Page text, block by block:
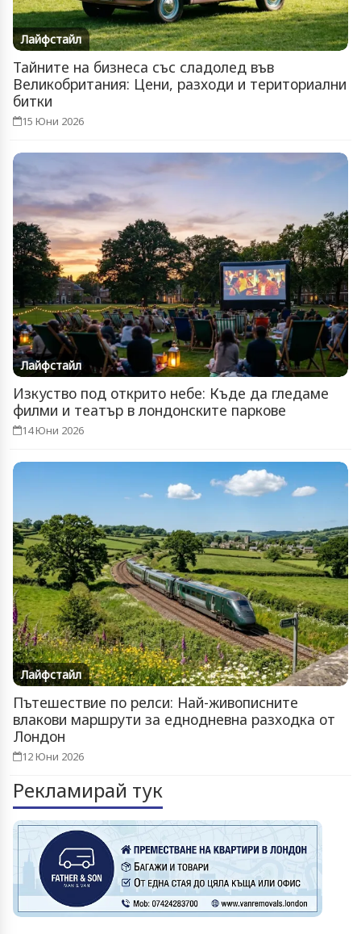
Лайфстайл
Тайните на бизнеса със сладолед във
Великобритания: Цени, разходи и териториални
битки
15 Юни 2026
Лайфстайл
Изкуство под открито небе: Къде да гледаме
филми и театър в лондонските паркове
14 Юни 2026
Лайфстайл
Пътешествие по релси: Най-живописните
влакови маршрути за еднодневна разходка от
Лондон
12 Юни 2026
Рекламирай тук